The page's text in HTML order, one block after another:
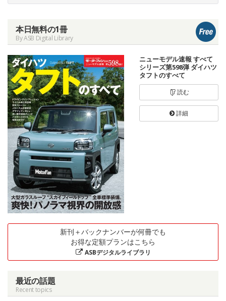
本日無料の1冊
By ASB Digital Library
ニューモデル速報 すべて
シリーズ第598弾 ダイハツ
タフトのすべて
読む
詳細
新刊＋バックナンバーが何冊でも
お得な定額プランはこちら
ASBデジタルライブラリ
最近の話題
Recent topics